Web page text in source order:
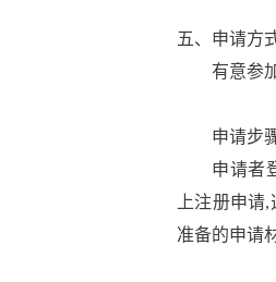
五、申请方
有意参
申请步
申请者
上注册申
准备的申请